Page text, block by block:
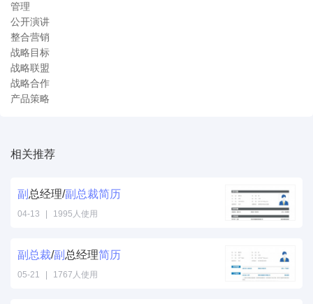
管理
公开演讲
整合营销
战略目标
战略联盟
战略合作
产品策略
相关推荐
副 总经理/副 总裁简历
04-13 1995人使用
副 总裁/副 总经理简历
05-21 1767人使用